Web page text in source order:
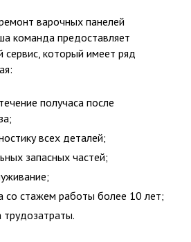
варочных панелей
команда предоставляет
который имеет ряд
получаса после
всех деталей;
запасных частей;
со стажем работы более 10 лет;